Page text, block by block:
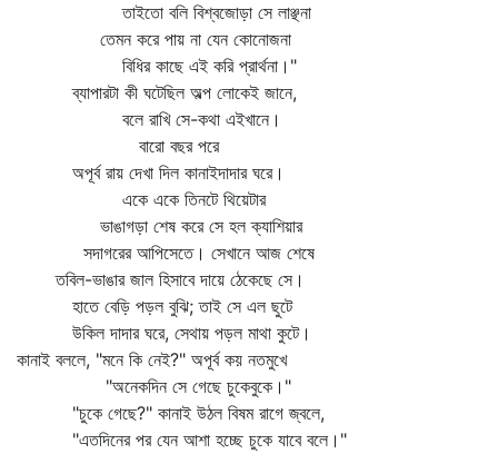
তাইতো বলি বিশ্বজোড়া সে লাঞ্ছনা
তেমন করে পায় না যেন কোনোজনা
বিধির কাছে এই করি প্রার্থনা।"
ব্যাপারটা কী ঘটেছিল অল্প লোকেই জানে,
বলে রাখি সে-কথা এইখানে।
বারো বছর পরে
অপূর্ব রায় দেখা দিল কানাইদাদার ঘরে।
একে একে তিনটে থিয়েটার
ভাঙাগড়া শেষ করে সে হল ক্যাশিয়ার
সদাগরের আপিসেতে। সেখানে আজ শেষে
তবিল-ভাঙার জাল হিসাবে দায়ে ঠেকেছে সে।
হাতে বেড়ি পড়ল বুঝি; তাই সে এল ছুটে
উকিল দাদার ঘরে, সেথায় পড়ল মাথা কুটে।
কানাই বললে, "মনে কি নেই?" অপূর্ব কয় নতমুখে
"অনেকদিন সে গেছে চুকেবুকে।"
"চুকে গেছে?" কানাই উঠল বিষম রাগে জ্বলে,
"এতদিনের পর যেন আশা হচ্ছে চুকে যাবে বলে।"